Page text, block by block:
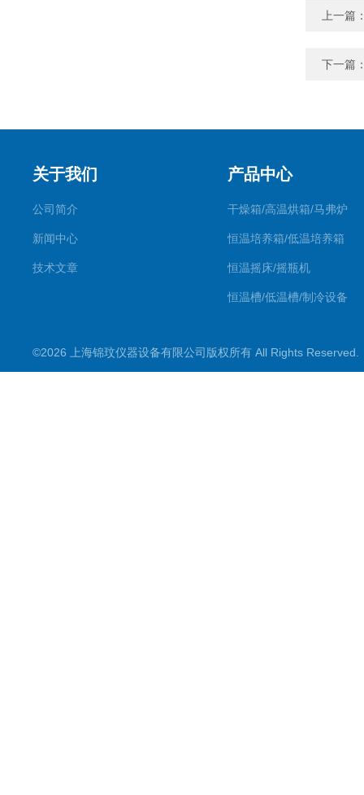
上一篇
下一篇
关于我们
公司简介
新闻中心
技术文章
产品中心
干燥箱/高温烘箱/马弗炉
恒温培养箱/低温培养箱
恒温摇床/摇瓶机
恒温槽/低温槽/制冷设备
超声波仪器
©2026 上海锦玟仪器设备有限公司版权所有 All Rights